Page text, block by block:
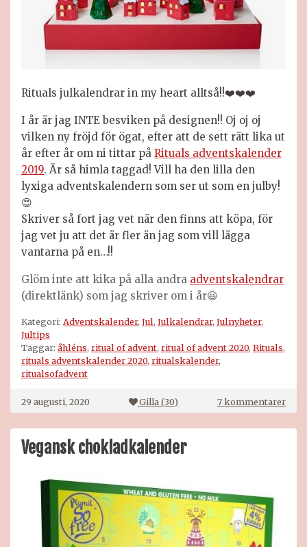
Rituals julkalendrar in my heart alltså!!❤️❤️❤️
I år är jag INTE besviken på designen!! Oj oj oj
vilken ny fröjd för ögat, efter att de sett rätt lika ut
år efter år om ni tittar på Rituals adventskalender
2019. Är så himla taggad! Vill ha den lilla den
lyxiga adventskalendern som ser ut som en julby!
😍
Skriver så fort jag vet när den finns att köpa, för
jag vet ju att det är fler än jag som vill lägga
vantarna på en…!!
Glöm inte att kika på alla andra adventskalendrar
(direktlänk) som jag skriver om i år😃
Kategori: Adventskalender, Jul, Julkalendrar, Julnyheter,
Jultips
Taggar: åhléns, ritual of advent, ritual of advent 2020, Rituals,
rituals adventskalender 2020, ritualskalender,
ritualsofadvent
29 augusti, 2020 Gilla (30) 7 kommentarertill
Vegansk chokladkalender